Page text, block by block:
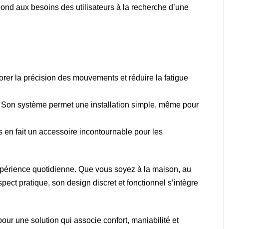
aux besoins des utilisateurs à la recherche d’une
la précision des mouvements et réduire la fatigue
système permet une installation simple, même pour
fait un accessoire incontournable pour les
quotidienne. Que vous soyez à la maison, au
pratique, son design discret et fonctionnel s’intègre
une solution qui associe confort, maniabilité et